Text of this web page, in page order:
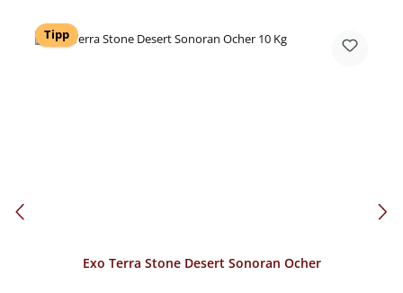
Tipp
Exo Terra Stone Desert Sonoran Ocher